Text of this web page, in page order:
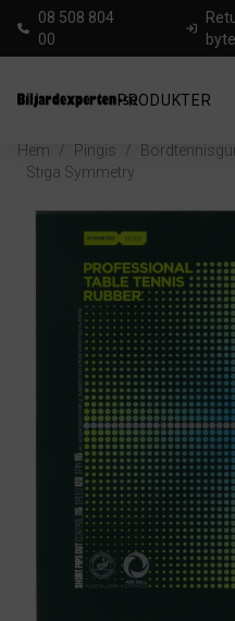
08 508 804
00
PRODUKTER
Hem / Pingis /
Stiga Symmetry